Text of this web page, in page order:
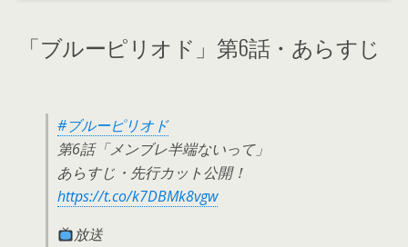
「ブルーピリオド」第6話・あらすじ
#ブルーピリオド
第6話「メンブレ半端ないって」
あらすじ・先行カット公開！
https://t.co/k7DBMk8vgw
放送